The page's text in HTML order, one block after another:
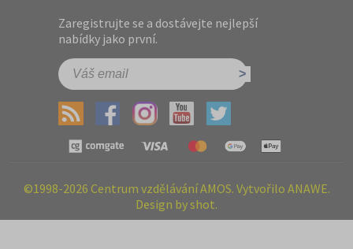
Zaregistrujte se a dostávejte nejlepší
nabídky jako první.
©1998-2026 Centrum vzdělávání AMOS. Vytvořilo ANAWE.
Design by shot.